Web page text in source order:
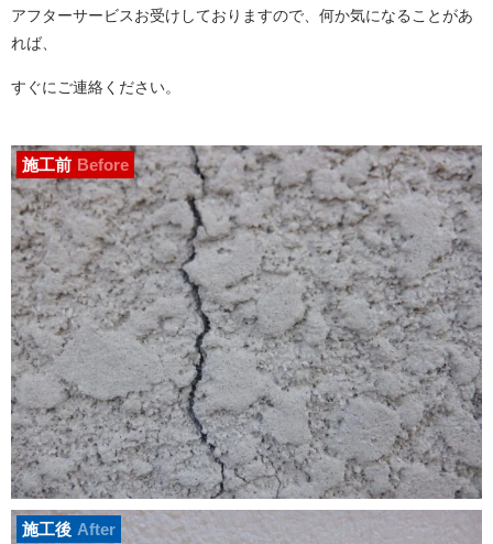
アフターサービスお受けしておりますので、何か気になることがあ
れば、
すぐにご連絡ください。
施工前 Before
施工後 After